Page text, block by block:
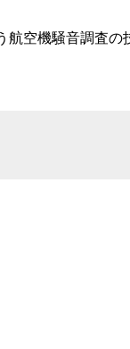
航空機騒音調査